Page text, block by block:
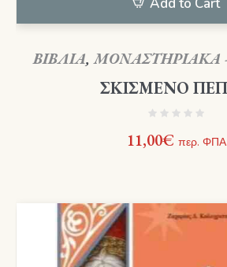
ΒΙΒΛΙΑ,ΜΟΝΑΣΤΗΡΙΑΚΑ
ΣΚΙΣΜΕΝΟ
11,00€ περ. ΦΠΑ